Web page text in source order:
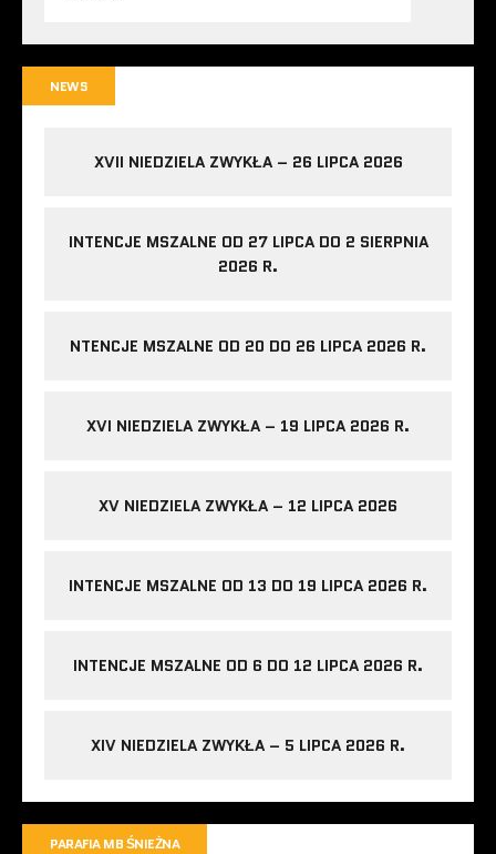
NEWS
XVII NIEDZIELA ZWYKŁA – 26 LIPCA 2026
INTENCJE MSZALNE OD 27 LIPCA DO 2 SIERPNIA
2026 R.
NTENCJE MSZALNE OD 20 DO 26 LIPCA 2026 R.
XVI NIEDZIELA ZWYKŁA – 19 LIPCA 2026 R.
XV NIEDZIELA ZWYKŁA – 12 LIPCA 2026
INTENCJE MSZALNE OD 13 DO 19 LIPCA 2026 R.
INTENCJE MSZALNE OD 6 DO 12 LIPCA 2026 R.
XIV NIEDZIELA ZWYKŁA – 5 LIPCA 2026 R.
PARAFIA MB ŚNIEŻNA